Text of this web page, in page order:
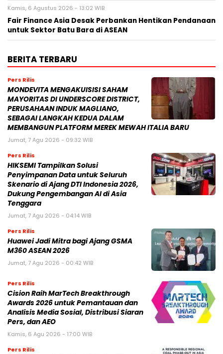
Kamis, 6 Agustus 2026 - 13:02 WIB
Fair Finance Asia Desak Perbankan Hentikan Pendanaan
untuk Sektor Batu Bara di ASEAN
BERITA TERBARU
Pers Rilis
MONDEVITA MENGAKUISISI SAHAM
MAYORITAS DI UNDERSCORE DISTRICT,
PERUSAHAAN INDUK MAGLIANO,
SEBAGAI LANGKAH KEDUA DALAM
MEMBANGUN PLATFORM MEREK MEWAH ITALIA BARU
Jumat, 7 Agu 2026 - 09:32 WIB
Pers Rilis
HIKSEMI Tampilkan Solusi
Penyimpanan Data untuk Seluruh
Skenario di Ajang DTI Indonesia 2026,
Dukung Pengembangan AI di Asia
Tenggara
Jumat, 7 Agu 2026 - 04:14 WIB
Pers Rilis
Huawei Jadi Mitra bagi Ajang GSMA
M360 ASEAN 2026
Jumat, 7 Agu 2026 - 00:42 WIB
Pers Rilis
Cision Raih MarTech Breakthrough
Awards 2026 untuk Pemantauan dan
Analisis Media Sosial, Distribusi Siaran
Pers, dan AEO
Kamis, 6 Agu 2026 - 17:00 WIB
Pers Rilis